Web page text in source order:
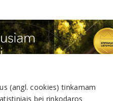
(angl. cookies) tinkamam
bei rinkodaros